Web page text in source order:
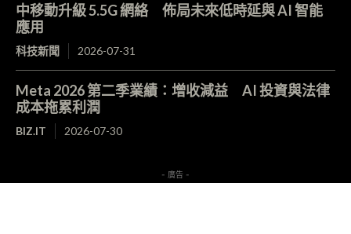
中移動升級 5.5G 網絡 佈局未來低時延與 AI 智能
應用
科技新聞 2026-07-31
Meta 2026 第二季業績：增收減益 AI 投資與法律
成本拖累利潤
BIZ.IT 2026-07-30
- 廣告 -